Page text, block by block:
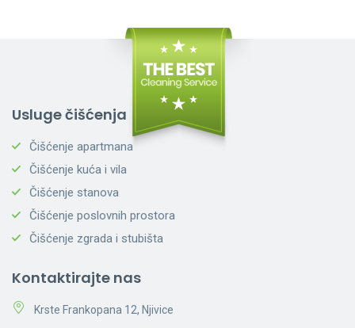
Usluge čišćenja
Čišćenje apartmana
Čišćenje kuća i vila
Čišćenje stanova
Čišćenje poslovnih prostora
Čišćenje zgrada i stubišta
Kontaktirajte nas
Krste Frankopana 12, Njivice